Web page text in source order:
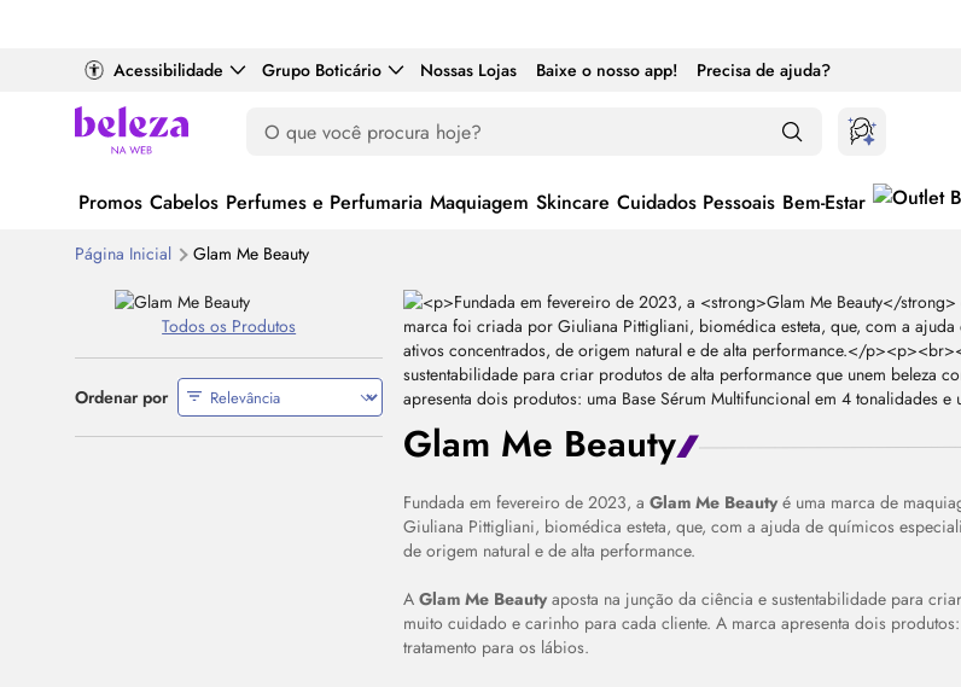
Acessibilidade Grupo Boticário Nossas Lojas Baixe o nosso app! Precisa de ajuda?
Promos Cabelos Perfumes e Perfumaria Maquiagem Skincare Cuidados Pessoais Bem-Estar
Página Inicial Glam Me Beauty
Glam Me Beauty
Fundada em fevereiro de 2023, aGlam Me Beauty é uma marca de
Giuliana Pittigliani, biomédica esteta, que, com a ajuda de químicos
de origem natural e de alta performance.
AGlam Me Beauty aposta na junção da ciência e sustentabilidade para
muito cuidado e carinho para cada cliente. A marca apresenta dois
tratamento para os lábios.
Todos os Produtos
Ordenar por